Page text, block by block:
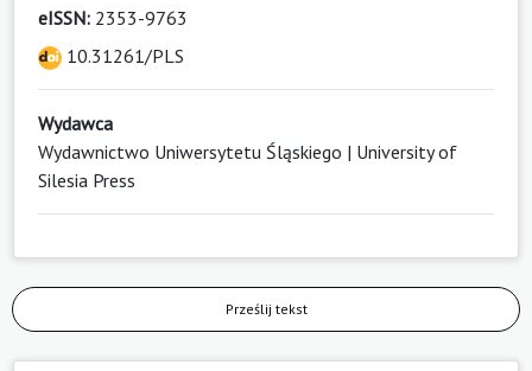
eISSN: 2353-9763
10.31261/PLS
Wydawca
Wydawnictwo Uniwersytetu Śląskiego | University of
Silesia Press
Prześlij tekst